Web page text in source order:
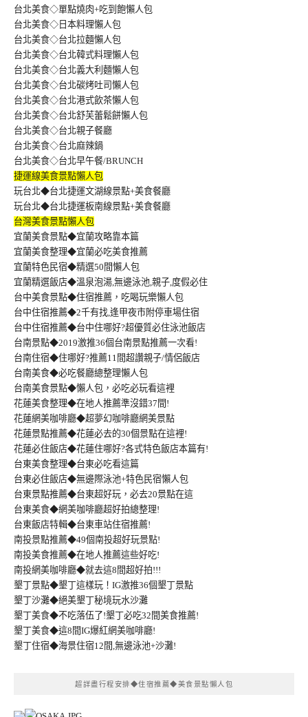
台北美食◇單點燒肉+吃到飽懶人包
台北美食◇日本料理懶人包
台北美食◇台北拉麵懶人包
台北美食◇台北韓式料理懶人包
台北美食◇台北義大利麵懶人包
台北美食◇台北碳烤吐司懶人包
台北美食◇台北港式飲茶懶人包
台北美食◇台北舒芙蕾鬆餅懶人包
台北美食◇台北親子餐廳
台北美食◇台北麻辣鍋
台北美食◇台北早午餐/BRUNCH
捷運線美食景點懶人包
玩台北◆台北捷運文湖線景點+美食餐廳
玩台北◆台北捷運板南線景點+美食餐廳
台灣美食景點懶人包
宜蘭美食景點◆宜蘭攻略靠本篇
宜蘭美食整理◆宜蘭必吃美食推薦
宜蘭特色民宿◆精選50間懶人包
宜蘭精選飯店◆溫泉泡湯,無邊泳池,親子,度假必住
台中美食景點◆住宿推薦，吃喝玩樂懶人包
台中住宿推薦◆2千有找,逢甲夜市附停車場住宿
台中住宿推薦◆台中住哪好?超優質必住泳池飯店
台南景點◆2019激推36個台南景點推薦一次看!
台南住宿◆住哪好?推薦11間超讚親子/情侶飯店
台南美食◆必吃餐廳總整理懶人包
台南美食景點◆懶人包，必吃必玩看這裡
花蓮美食整理◆在地人推薦準沒錯37間!
花蓮網美咖啡廳◆超夢幻咖啡廳網美景點
花蓮景點推薦◆花蓮必去的30個景點在這裡!
花蓮必住飯店◆花蓮住哪好?各式特色飯店本篇有!
台東美食整理◆台東必吃看這篇
台東必住飯店◆無邊際泳池+特色民宿懶人包
台東景點推薦◆台東超好玩，必去20景點在這
台東美食◆網美咖啡廳超好拍總整理!
台東飯店特輯◆台東車站住宿推薦!
南投景點推薦◆49個南投超好玩景點!
南投美食推薦◆在地人推薦這些好吃!
南投網美咖啡廳◆就去這8間超好拍!!!
墾丁景點◆墾丁這樣玩！IG激推36個墾丁景點
墾丁沙灘◆絕美墾丁秘境玩水沙灘
墾丁美食◆不吃落伍了!墾丁必吃32間美食推薦!
墾丁美食◆這8間IG爆紅網美咖啡廳!
墾丁住宿◆海景住宿12間,無邊泳池+沙灘!
超詳盡行程安排◆住宿推薦◆美食景點懶人包